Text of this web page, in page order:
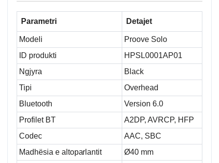
Parametri Detajet
Modeli
Proove Solo
ID produkti
HPSL0001AP01
Ngjyra
Black
Tipi
Overhead
Bluetooth
Version 6.0
Profilet BT
A2DP, AVRCP, HFP
Codec
AAC, SBC
Madhësia e altoparlantit
Ø40 mm